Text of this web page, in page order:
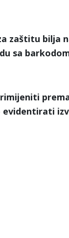
zaštitu bilja
sa
evidentirati